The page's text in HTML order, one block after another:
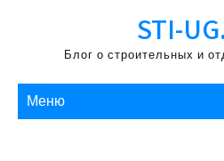
содержимому
STI-
Блог о строительных и
Меню